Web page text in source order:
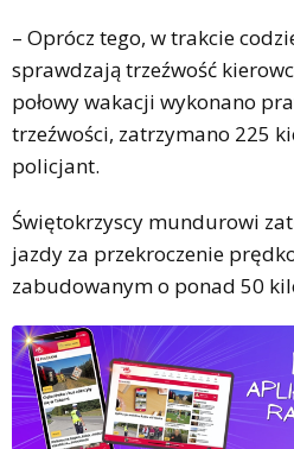
– Oprócz tego, w trakcie
sprawdzają trzeźwość
połowy wakacji wykonano
trzeźwości, zatrzymano 225
policjant.
Świętokrzyscy mundurowi
jazdy za przekroczenie
zabudowanym o ponad 50